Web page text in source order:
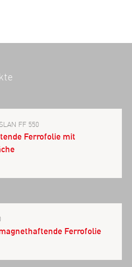
FF 550
Ferrofolie mit
Ferrofolie